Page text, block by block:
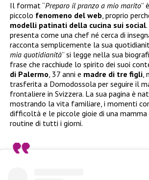
Il format “Preparo il pranzo a mio marito”
piccolo fenomeno del web, proprio
modelli patinati della cucina sui social
presenta come una chef né cerca di
racconta semplicemente la sua
mia quotidianità” si legge nella sua
frase che racchiude lo spirito dei suoi
di Palermo, 37 anni e madre di tre figli,
trasferita a Domodossola per seguire il
frontaliere in Svizzera. La sua pagina è
mostrando la vita familiare, i momenti
difficoltà e le piccole gioie di una
routine di tutti i giorni.